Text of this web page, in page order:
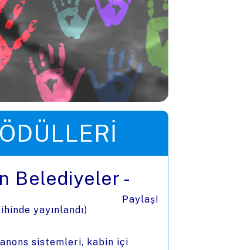
Belediyeler -
yayınlandı)
Paylaş!
sistemleri, kabin içi